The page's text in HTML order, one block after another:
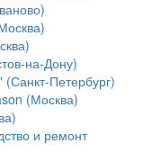
на-Дону)
Петербург)
(Москва)
и ремонт